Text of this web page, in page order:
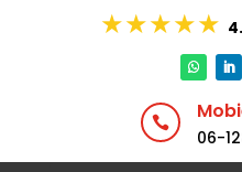
★★★★★

06-